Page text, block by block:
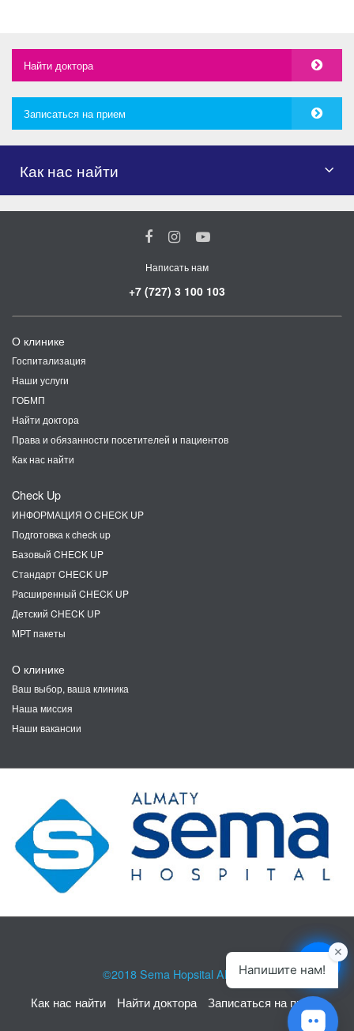
Найти доктора
Записаться на прием
Как нас найти
Написать нам
+7 (727) 3 100 103
О клинике
Госпитализация
Наши услуги
ГОБМП
Найти доктора
Права и обязанности посетителей и пациентов
Как нас найти
Check Up
ИНФОРМАЦИЯ О CHECK UP
Подготовка к check up
Базовый CHECK UP
Стандарт CHECK UP
Расширенный CHECK UP
Детский CHECK UP
МРТ пакеты
О клинике
Ваш выбор, ваша клиника
Наша миссия
Наши вакансии
©2018Sema Hopsital Almaty
Как нас найти
Найти доктора Записаться на прием